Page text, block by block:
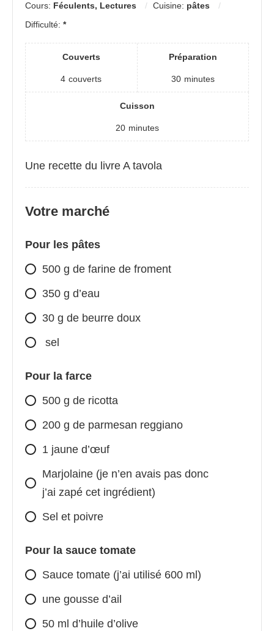
Cours: Féculents, Lectures Cuisine: pâtes
Difficulté: *
Couverts
4 couverts
Préparation
30 minutes
Cuisson
20 minutes
Une recette du livre A tavola
Votre marché
Pour les pâtes
500 g de farine de froment
350 g d’eau
30 g de beurre doux
sel
Pour la farce
500 g de ricotta
200 g de parmesan reggiano
1 jaune d’œuf
Marjolaine (je n’en avais pas donc
j’ai zapé cet ingrédient)
Sel et poivre
Pour la sauce tomate
Sauce tomate (j’ai utilisé 600 ml)
une gousse d’ail
50 ml d’huile d’olive